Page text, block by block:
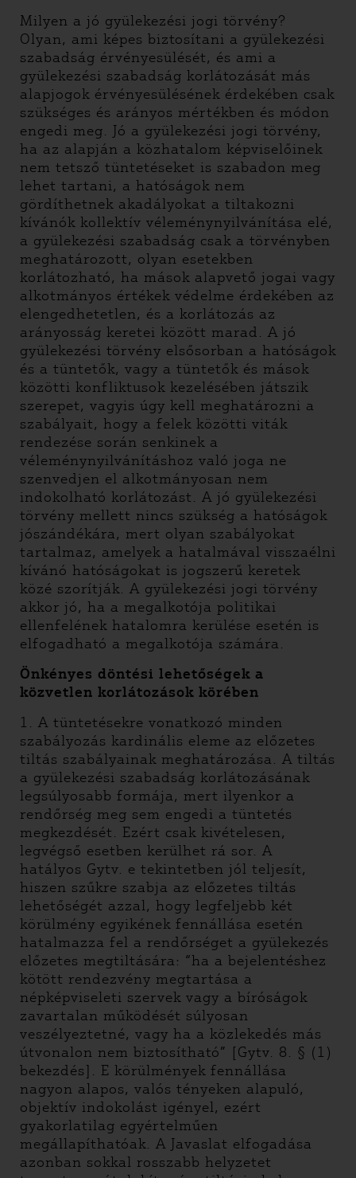
Milyen a jó gyülekezési jogi törvény?
Olyan, ami képes biztosítani a gyülekezési
szabadság érvényesülését, és ami a
gyülekezési szabadság korlátozását más
alapjogok érvényesülésének érdekében csak
szükséges és arányos mértékben és módon
engedi meg. Jó a gyülekezési jogi törvény,
ha az alapján a közhatalom képviselőinek
nem tetsző tüntetéseket is szabadon meg
lehet tartani, a hatóságok nem
gördíthetnek akadályokat a tiltakozni
kívánók kollektív véleménynyilvánítása elé,
a gyülekezési szabadság csak a törvényben
meghatározott, olyan esetekben
korlátozható, ha mások alapvető jogai vagy
alkotmányos értékek védelme érdekében az
elengedhetetlen, és a korlátozás az
arányosság keretei között marad. A jó
gyülekezési törvény elsősorban a hatóságok
és a tüntetők, vagy a tüntetők és mások
közötti konfliktusok kezelésében játszik
szerepet, vagyis úgy kell meghatározni a
szabályait, hogy a felek közötti viták
rendezése során senkinek a
véleménynyilvánításhoz való joga ne
szenvedjen el alkotmányosan nem
indokolható korlátozást. A jó gyülekezési
törvény mellett nincs szükség a hatóságok
jószándékára, mert olyan szabályokat
tartalmaz, amelyek a hatalmával visszaélni
kívánó hatóságokat is jogszerű keretek
közé szorítják. A gyülekezési jogi törvény
akkor jó, ha a megalkotója politikai
ellenfelének hatalomra kerülése esetén is
elfogadható a megalkotója számára.
Önkényes döntési lehetőségek a
közvetlen korlátozások körében
1. A tüntetésekre vonatkozó minden
szabályozás kardinális eleme az előzetes
tiltás szabályainak meghatározása. A tiltás
a gyülekezési szabadság korlátozásának
legsúlyosabb formája, mert ilyenkor a
rendőrség meg sem engedi a tüntetés
megkezdését. Ezért csak kivételesen,
legvégső esetben kerülhet rá sor. A
hatályos Gytv. e tekintetben jól teljesít,
hiszen szűkre szabja az előzetes tiltás
lehetőségét azzal, hogy legfeljebb két
körülmény egyikének fennállása esetén
hatalmazza fel a rendőrséget a gyülekezés
előzetes megtiltására: “ha a bejelentéshez
kötött rendezvény megtartása a
népképviseleti szervek vagy a bíróságok
zavartalan működését súlyosan
veszélyeztetné, vagy ha a közlekedés más
útvonalon nem biztosítható” [Gytv. 8. § (1)
bekezdés]. E körülmények fennállása
nagyon alapos, valós tényeken alapuló,
objektív indokolást igényel, ezért
gyakorlatilag egyértelműen
megállapíthatóak. A Javaslat elfogadása
azonban sokkal rosszabb helyzetet